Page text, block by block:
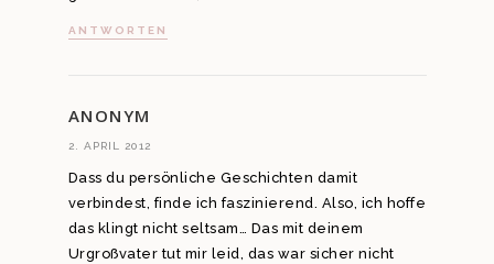
ANTWORTEN
ANONYM
2. APRIL 2012
Dass du persönliche Geschichten damit
verbindest, finde ich faszinierend. Also, ich hoffe
das klingt nicht seltsam… Das mit deinem
Urgroßvater tut mir leid, das war sicher nicht